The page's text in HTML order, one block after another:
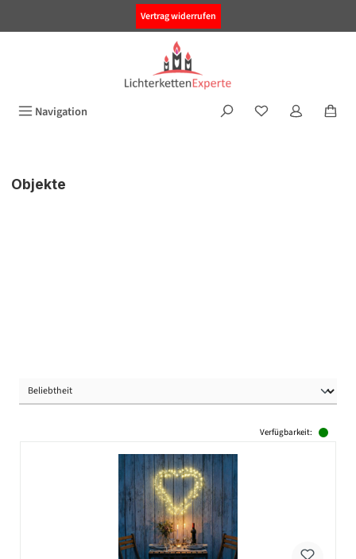
Vertrag widerrufen
Navigation
Objekte
Verfügbarkeit: